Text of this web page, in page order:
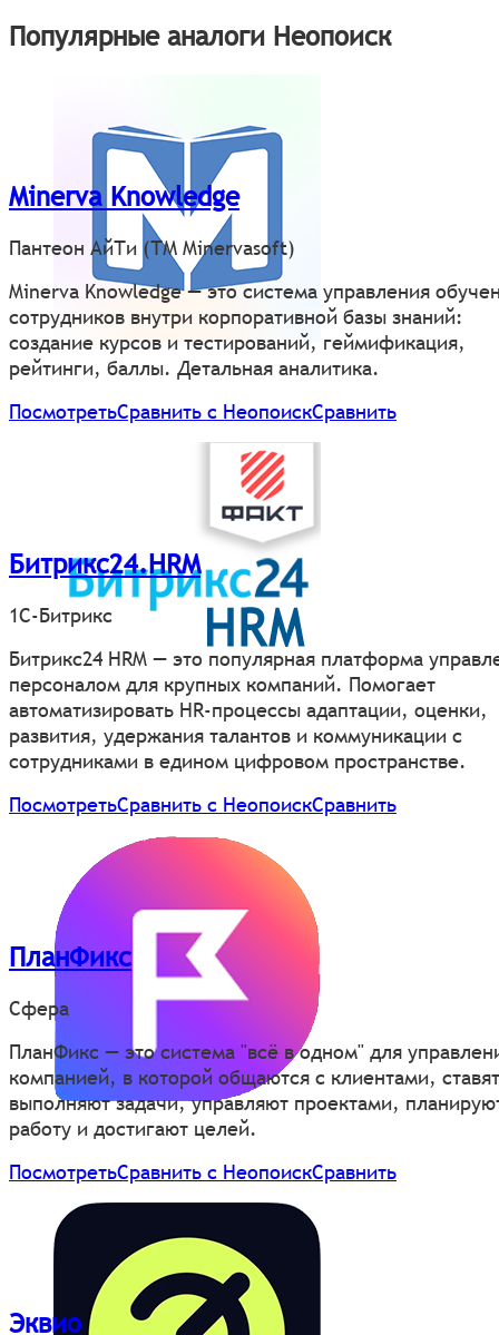
Популярные аналоги Неопоиск
Minerva Knowledge
Пантеон АйТи (ТМ Minervasoft)
Minerva Knowledge — это система управления
сотрудников внутри корпоративной базы знаний:
создание курсов и тестирований, геймификация,
рейтинги, баллы. Детальная аналитика.
ПосмотретьСравнить с НеопоискСравнить
Битрикс24.HRM
1С-Битрикс
Битрикс24 HRM — это популярная платформа
персоналом для крупных компаний. Помогает
автоматизировать HR-процессы адаптации, оценки,
развития, удержания талантов и коммуникации с
сотрудниками в едином цифровом пространстве.
ПосмотретьСравнить с НеопоискСравнить
ПланФикс
Сфера
ПланФикс — это система "всё в одном" для
компанией, в которой общаются с клиентами,
выполняют задачи, управляют проектами,
работу и достигают целей.
ПосмотретьСравнить с НеопоискСравнить
Эквио